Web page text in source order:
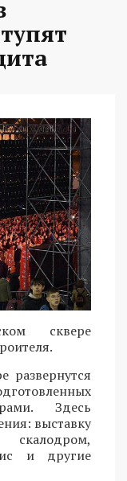
сквере
развернутся
Здесь
выставку
и другие